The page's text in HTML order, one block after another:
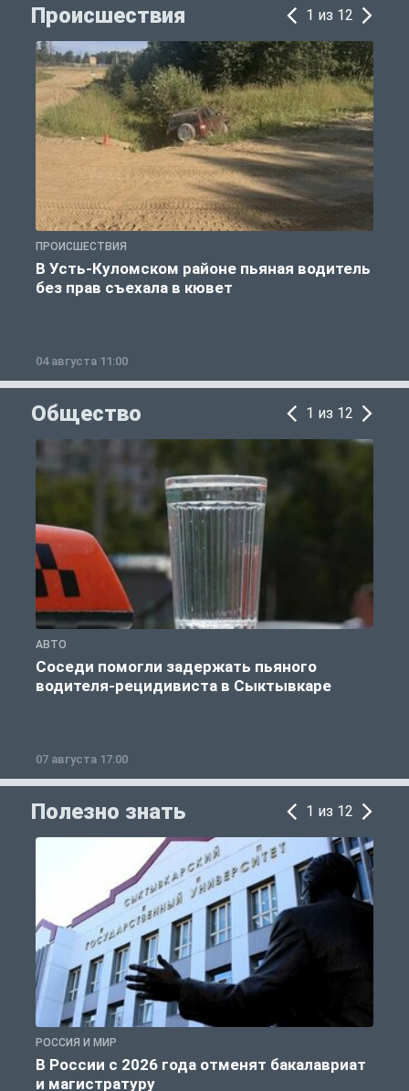
Происшествия 1 из 12
ПРОИСШЕСТВИЯ
В Усть-Куломском районе пьяная водитель
без прав съехала в кювет
04 августа 11:00
Общество 1 из 12
АВТО
Соседи помогли задержать пьяного
водителя-рецидивиста в Сыктывкаре
07 августа 17:00
Полезно знать 1 из 12
РОССИЯ И МИР
В России с 2026 года отменят бакалавриат
и магистратуру